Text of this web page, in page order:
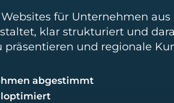
für Unternehmen aus
klar strukturiert und
und regionale
abgestimmt